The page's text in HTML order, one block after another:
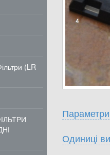
(LR
Параметри
Одиниці